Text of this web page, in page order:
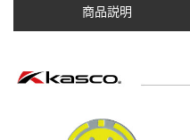
商品説明